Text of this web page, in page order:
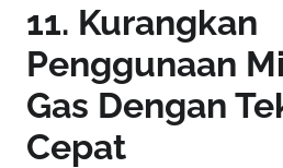
11. Kurangkan
Penggunaan
Gas Dengan
Cepat